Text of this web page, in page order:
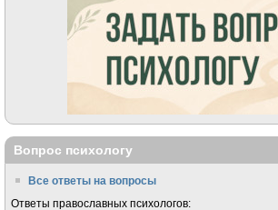
Вопрос психологу
Все ответы на вопросы
Ответы православных психологов: